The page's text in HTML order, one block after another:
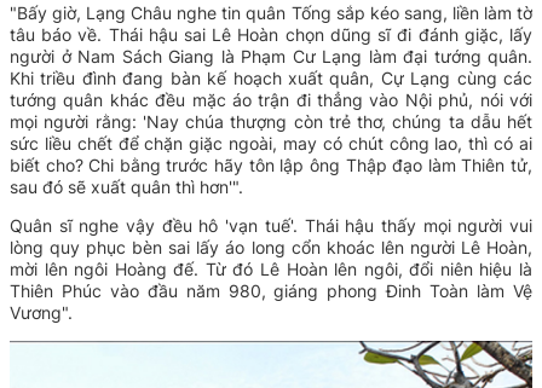
"Bấy giờ, Lạng Châu nghe tin quân Tống sắp kéo sang, liền làm tờ
tâu báo về. Thái hậu sai Lê Hoàn chọn dũng sĩ đi đánh giặc, lấy
người ở Nam Sách Giang là Phạm Cư Lạng làm đại tướng quân.
Khi triều đình đang bàn kế hoạch xuất quân, Cự Lạng cùng các
tướng quân khác đều mặc áo trận đi thẳng vào Nội phủ, nói với
mọi người rằng: 'Nay chúa thượng còn trẻ thơ, chúng ta dẫu hết
sức liều chết để chặn giặc ngoài, may có chút công lao, thì có ai
biết cho? Chi bằng trước hãy tôn lập ông Thập đạo làm Thiên tử,
sau đó sẽ xuất quân thì hơn'".
Quân sĩ nghe vậy đều hô 'vạn tuế'. Thái hậu thấy mọi người vui
lòng quy phục bèn sai lấy áo long cổn khoác lên người Lê Hoàn,
mời lên ngôi Hoàng đế. Từ đó Lê Hoàn lên ngôi, đổi niên hiệu là
Thiên Phúc vào đầu năm 980, giáng phong Đinh Toàn làm Vệ
Vương".